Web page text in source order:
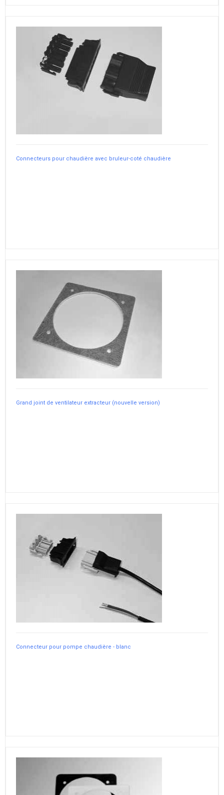
Connecteurs pour chaudière avec bruleur-coté chaudière
Grand joint de ventilateur extracteur (nouvelle version)
Connecteur pour pompe chaudière - blanc